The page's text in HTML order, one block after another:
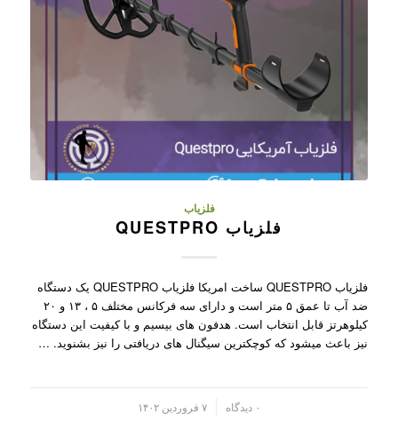
فلزیاب
فلزیاب QUESTPRO
فلزیاب QUESTPRO ساخت امریکا فلزیاب QUESTPRO یک دستگاه
ضد آب تا عمق ۵ متر است و دارای سه فرکانس مختلف ۵ ، ۱۳ و ۲۰
کیلوهرتز قابل انتخاب است. هدفون های بیسیم و با کیفیت این دستگاه
نیز باعث میشود که کوچکترین سیگنال های دریافتی را نیز بشنوید. …
۰ دیدگاه ۷ فروردین ۱۴۰۲